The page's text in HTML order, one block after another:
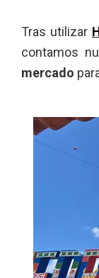
Tras utilizar
contamos
mercado